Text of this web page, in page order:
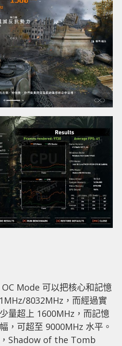
Mode 可以把核心和記憶
8032MHz，而經過實
量超上 1600MHz，而記憶
，可超至 9000MHz 水平。
Shadow of the Tomb